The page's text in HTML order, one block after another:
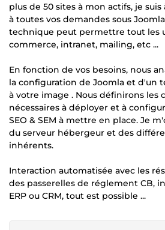
plus de 50 sites à mon actifs, je
à toutes vos demandes sous
technique peut permettre tout les
commerce, intranet, mailing, etc ...
En fonction de vos besoins, nous
la configuration de Joomla et d'un
à votre image . Nous définirons les
nécessaires à déployer et à
SEO & SEM à mettre en place. Je
du serveur hébergeur et des
inhérents.
Interaction automatisée avec les
des passerelles de réglement CB,
ERP ou CRM, tout est possible ...